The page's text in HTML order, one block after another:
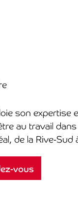
son expertise
au travail
de la Rive-Sud
vous